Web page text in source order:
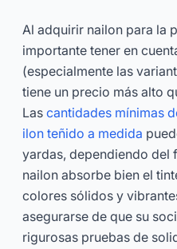
Al adquirir nailon para la
importante tener en
(especialmente las
tiene un precio más alto
Las cantidades mínimas
ilon teñido a medida
yardas, dependiendo del
nailon absorbe bien el
colores sólidos y
asegurarse de que su
rigurosas pruebas de